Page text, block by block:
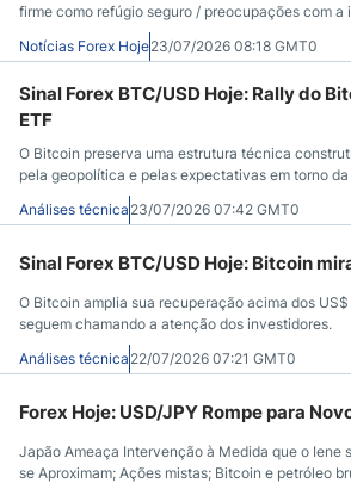
firme como refúgio seguro / preocupações com
futuros do trigo atingem o maior nível em 2 meses.
Notícias Forex Hoje23/07/2026 08:18 GMT0
Sinal Forex BTC/USD Hoje: Rally do
ETF
O Bitcoin preserva uma estrutura técnica
pela geopolítica e pelas expectativas em torno
Análises técnica 23/07/2026 07:42 GMT0
Sinal Forex BTC/USD Hoje: Bitcoin
O Bitcoin amplia sua recuperação acima dos
seguem chamando a atenção dos investidores.
Análises técnica 22/07/2026 07:21 GMT0
Forex Hoje: USD/JPY Rompe para
Japão Ameaça Intervenção à Medida que o Iene
se Aproximam; Ações mistas; Bitcoin e petróleo